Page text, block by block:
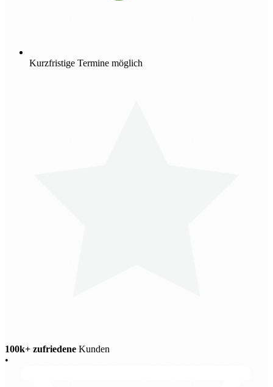
Kurzfristige Termine möglich
100k+ zufriedene Kunden
•